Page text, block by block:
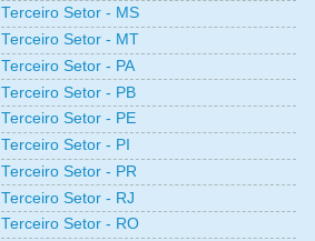
Terceiro Setor - MS
Terceiro Setor - MT
Terceiro Setor - PA
Terceiro Setor - PB
Terceiro Setor - PE
Terceiro Setor - PI
Terceiro Setor - PR
Terceiro Setor - RJ
Terceiro Setor - RO